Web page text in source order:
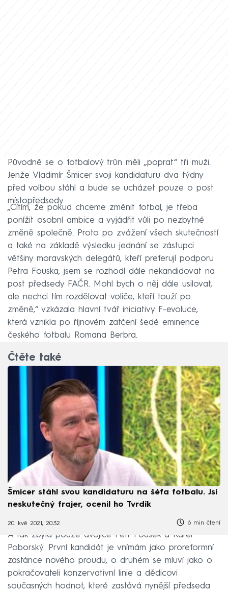
Původně se o fotbalový trůn měli „poprat“ tři muži.
Jenže Vladimír Šmicer svoji kandidaturu dva týdny
před volbou stáhl a bude se ucházet pouze o post
místopředsedy.
„Cítím, že pokud chceme změnit fotbal, je třeba
ponížit osobní ambice a vyjádřit vůli po nezbytné
změně společně. Proto po zvážení všech skutečností
a také na základě výsledku jednání se zástupci
většiny moravských delegátů, kteří preferují podporu
Petra Fouska, jsem se rozhodl dále nekandidovat na
post předsedy FAČR. Mohl bych o něj dále usilovat,
ale nechci tím rozdělovat voliče, kteří touží po
změně,“ vzkázala hlavní tvář iniciativy F-evoluce,
která vznikla po říjnovém zatčení šedé eminence
českého fotbalu Romana Berbra.
Čtěte také
Šmicer stáhl svou kandidaturu na šéfa fotbalu. Jsi
neskutečný frajer, ocenil ho Tvrdík
20. kvě 2021, 20:32 6 min čtení
A tak zbyla pouze dvojice Petr Fousek a Karel
Poborský. První kandidát je vnímám jako proreformní
zastánce nového proudu, o druhém se mluví jako o
pokračovateli konzervativní linie a dědicovi
současných hodnot, které zastává nynější předseda